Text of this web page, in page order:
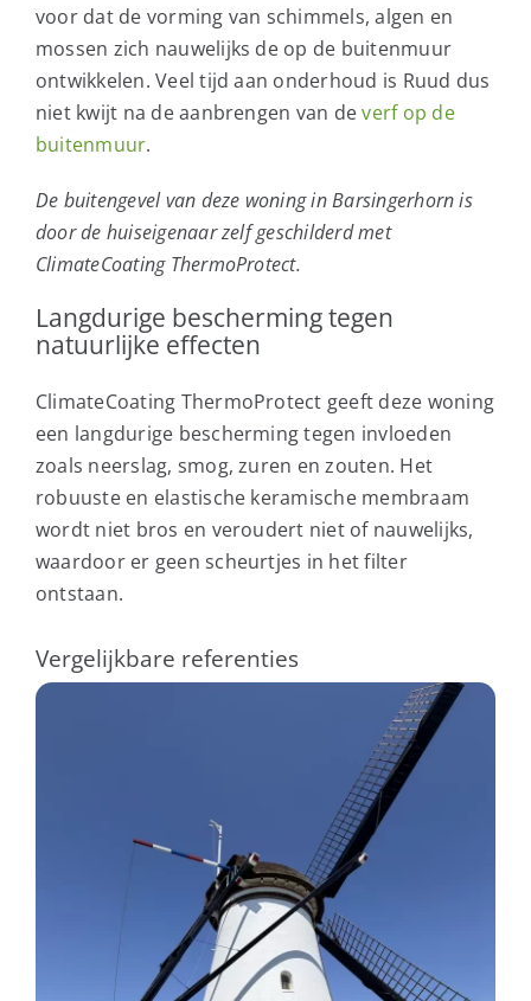
voor dat de vorming van schimmels, algen en
mossen zich nauwelijks de op de buitenmuur
ontwikkelen. Veel tijd aan onderhoud is Ruud dus
niet kwijt na de aanbrengen van deverf op de
buitenmuur.
De buitengevel van deze woning in Barsingerhorn is
door de huiseigenaar zelf geschilderd met
ClimateCoating ThermoProtect.
Langdurige bescherming tegen
natuurlijke effecten
ClimateCoating ThermoProtect geeft deze woning
een langdurige bescherming tegen invloeden
zoals neerslag, smog, zuren en zouten. Het
robuuste en elastische keramische membraam
wordt niet bros en veroudert niet of nauwelijks,
waardoor er geen scheurtjes in het filter
ontstaan.
Vergelijkbare referenties